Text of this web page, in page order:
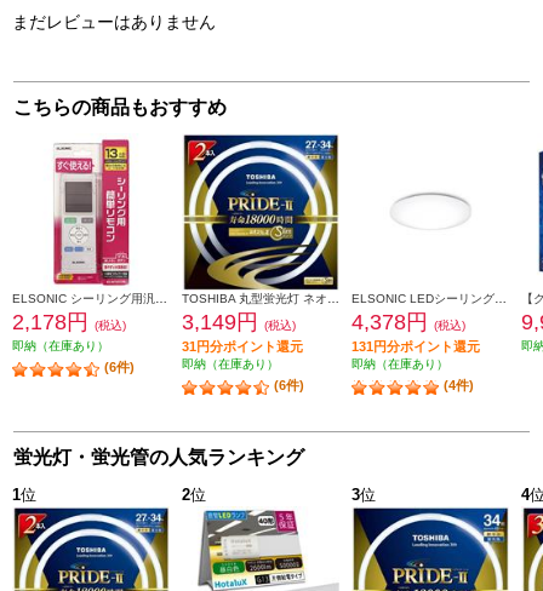
まだレビューはありません
こちらの商品もおすすめ
2,178円
(税込)
即納（在庫あり）
(6件)
3,149円 (税込)
31円分ポイント還元
即納（在庫あり）
(6件)
4,378円 (税込)
131円分ポイント還元
即納（在庫あり）
(4件)
即
蛍光灯・蛍光管の人気ランキング
1位 2位 3位 4